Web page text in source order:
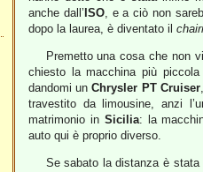
anche dall’ ISO, e a ciò non
dopo la laurea, è diventato il
Premetto una cosa che non
chiesto la macchina più
dandomi unChrysler PT Cruiser
travestito da limousine, anzi
matrimonio in Sicilia: la
auto qui è proprio diverso.
Se sabato la distanza è